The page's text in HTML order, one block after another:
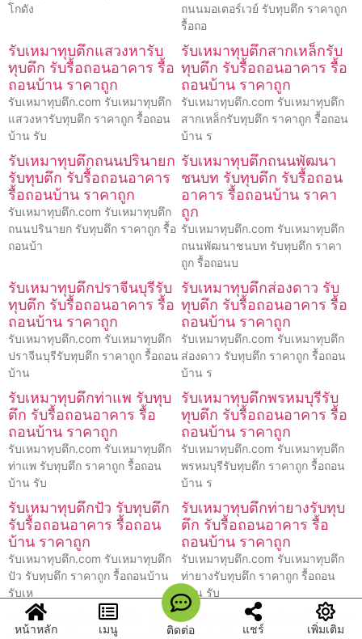
โกดัง
ถนนมอเตอร์เวย์ รับทุบตึก ราคาถูก
รื้อถอ
รับเหมาทุบตึกแสวงหารับ
ทุบตึก รับรื้อถอนอาคาร รื้อ
ถอนบ้าน ราคาถูก
รับเหมาทุบตึก.com รับเหมาทุบตึก
แสวงหารับทุบตึก ราคาถูก รื้อถอน
บ้าน รับ
รับเหมาทุบตึกสากเหล็กรับ
ทุบตึก รับรื้อถอนอาคาร รื้อ
ถอนบ้าน ราคาถูก
รับเหมาทุบตึก.com รับเหมาทุบตึก
สากเหล็กรับทุบตึก ราคาถูก รื้อถอน
บ้าน ร
รับเหมาทุบตึกถนนปรินายก
รับทุบตึก รับรื้อถอนอาคาร
รื้อถอนบ้าน ราคาถูก
รับเหมาทุบตึก.com รับเหมาทุบตึก
ถนนปรินายก รับทุบตึก ราคาถูก รื้อ
ถอนบ้า
รับเหมาทุบตึกถนนพัฒนา
ชนบท รับทุบตึก รับรื้อถอน
อาคาร รื้อถอนบ้าน ราคา
ถูก
รับเหมาทุบตึก.com รับเหมาทุบตึก
ถนนพัฒนาชนบท รับทุบตึก ราคา
ถูก รื้อถอนบ
รับเหมาทุบตึกปราจีนบุรีรับ
ทุบตึก รับรื้อถอนอาคาร รื้อ
ถอนบ้าน ราคาถูก
รับเหมาทุบตึก.com รับเหมาทุบตึก
ปราจีนบุรีรับทุบตึก ราคาถูก รื้อถอน
บ้าน
รับเหมาทุบตึกส่องดาว รับ
ทุบตึก รับรื้อถอนอาคาร รื้อ
ถอนบ้าน ราคาถูก
รับเหมาทุบตึก.com รับเหมาทุบตึก
ส่องดาว รับทุบตึก ราคาถูก รื้อถอน
บ้าน ร
รับเหมาทุบตึกท่าแพ รับทุบ
ตึก รับรื้อถอนอาคาร รื้อ
ถอนบ้าน ราคาถูก
รับเหมาทุบตึก.com รับเหมาทุบตึก
ท่าแพ รับทุบตึก ราคาถูก รื้อถอน
บ้าน รับ
รับเหมาทุบตึกพรหมบุรีรับ
ทุบตึก รับรื้อถอนอาคาร รื้อ
ถอนบ้าน ราคาถูก
รับเหมาทุบตึก.com รับเหมาทุบตึก
พรหมบุรีรับทุบตึก ราคาถูก รื้อถอน
บ้าน ร
รับเหมาทุบตึกปัว รับทุบตึก
รับรื้อถอนอาคาร รื้อถอน
บ้าน ราคาถูก
รับเหมาทุบตึก.com รับเหมาทุบตึก
ปัว รับทุบตึก ราคาถูก รื้อถอนบ้าน
รับเห
รับเหมาทุบตึกท่ายางรับทุบ
ตึก รับรื้อถอนอาคาร รื้อ
ถอนบ้าน ราคาถูก
รับเหมาทุบตึก.com รับเหมาทุบตึก
ท่ายางรับทุบตึก ราคาถูก รื้อถอน
บ้าน รับ
รับเหมาทุบตึกวังเหนือ รับ
ทุบตึก รับรื้อถอนอาคาร รื้อ
รับเหมาทุบตึกบุรีรัมย์ รับทุบ
ตึก รับรื้อถอนอาคาร รื้อ
หน้าหลัก เมนู ติดต่อ แชร์ เพิ่มเติม